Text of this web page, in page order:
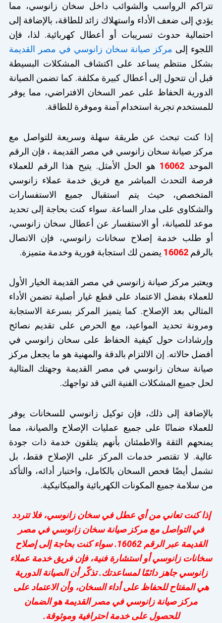
تتراكم الرواسب والشوائب داخل سخان زانوسي، مما
يؤدي إلى ضعف الأداء واستهلاك زائد للطاقة، بالإضافة إلى
احتمالية حدوث تسريبات أو أعطال كهربائية. لذا، فإن
اللجوء إلى مركز صيانة سخان زانوسي في مصر القديمة
بشكل منتظم يساعد على اكتشاف المشكلات البسيطة
قبل أن تتحول إلى أعطال كبيرة مكلفة. كما تضمن الصيانة
الدورية الحفاظ على عمر السخان الافتراضي، مما يوفر
للمستخدم تجربة استخدام آمنة وموفرة للطاقة.
إذا كنت تبحث عن طريقة سهلة وسريعة للتواصل مع
مركز صيانة سخان زانوسي في مصر القديمة ، فإن الرقم
الموحد 16062 هو الحل الأمثل. يتيح هذا الرقم للعملاء
فرصة التحدث المباشر مع فريق خدمة عملاء زانوسي
المتخصص، حيث يتم استقبال جميع الاستفسارات
والشكاوى على مدار الساعة. سواء كنت بحاجة إلى تحديد
موعد للصيانة، أو الاستفسار عن أعطال سخان زانوسي،
أو طلب خدمة إصلاح سخانات زانوسي، فإن الاتصال
بالرقم 16062 يضمن لك استجابة فورية وخدمة متميزة.
ويعتبر مركز صيانة زانوسي في مصر القديمة الخيار الأول
للعملاء بفضل الاعتماد على قطع غيار أصلية تضمن الأداء
المثالي بعد الإصلاح. كما يتميز المركز بسرعة الاستجابة
ومرونة تحديد المواعيد، مع الحرص على تقديم نصائح
وإرشادات حول كيفية الحفاظ على سخان زانوسي في
أفضل حالاته. إن الالتزام بالدقة والمهنية هو ما يجعل مركز
صيانة سخان زانوسي في مصر القديمة وجهتك المثالية
لحل جميع المشكلات الفنية التي قد تواجهك.
بالإضافة إلى ذلك، فإن توكيل زانوسي للسخانات يوفر
للعملاء ضمانًا على جميع عمليات الإصلاح والصيانة، مما
يمنحهم الثقة والاطمئنان بأنهم يتلقون خدمة ذات جودة
عالية. لا تقتصر خدمات المركز على الإصلاح فقط، بل
تشمل أيضًا فحص السخان بالكامل، واختبار أدائه، والتأكد
من سلامة جميع المكونات الكهربائية والميكانيكية.
إذا كنت تعاني من أي عطل في سخان زانوسي، فلا تتردد
في التواصل مع مركز صيانة سخان زانوسي في مصر
القديمة عبر الرقم 16062. سواء كنت بحاجة إلى إصلاح
سخانات زانوسي أو استشارة فنية، فإن فريق خدمة عملاء
زانوسي جاهز دائمًا لمساعدتك. تذكّر أن الصيانة الدورية
هي المفتاح للحفاظ على أداء السخان، وأن الاعتماد على
مركز صيانة زانوسي في مصر القديمة هو الضمان
للحصول على خدمة احترافية وموثوقة.